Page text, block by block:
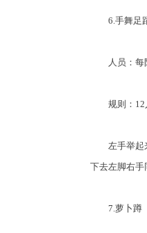
6.手舞足
人员：每
规则：12人
左手举起来
下去左脚右手
7.萝卜蹲